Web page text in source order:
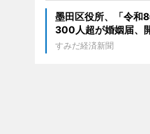
墨田区役所、「令和
300人超が婚姻届、
すみだ経済新聞